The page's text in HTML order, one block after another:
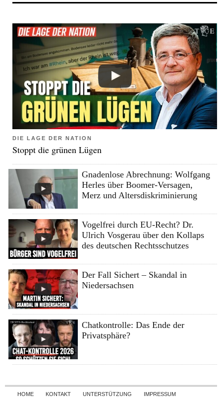
DIE LAGE DER NATION
Stoppt die grünen Lügen
Gnadenlose Abrechnung: Wolfgang
Herles über Boomer-Versagen,
Merz und Altersdiskriminierung
Vogelfrei durch EU-Recht? Dr.
Ulrich Vosgerau über den Kollaps
des deutschen Rechtsschutzes
Der Fall Sichert – Skandal in
Niedersachsen
Chatkontrolle: Das Ende der
Privatsphäre?
Skip to content
HOME KONTAKT UNTERSTÜTZUNG IMPRESSUM